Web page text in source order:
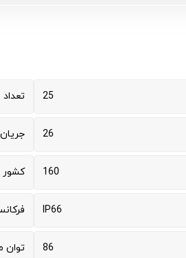
25
26
160
IP66
86
کشور
توان